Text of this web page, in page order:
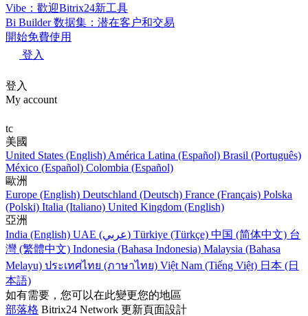
Vibe：歡迎Bitrix24新工具
Bi Builder 数据集：潜在客户和交易
開始免費使用
登入
登入
My account
tc
美國
United States (English) América Latina (Español) Brasil (Português)
México (Español) Colombia (Español)
歐洲
Europe (English) Deutschland (Deutsch) France (Français) Polska
(Polski) Italia (Italiano) United Kingdom (English)
亞洲
India (English)
UAE (عربي) Türkiye (Türkçe) 中国 (简体中文) 台
灣 (繁體中文) Indonesia (Bahasa Indonesia) Malaysia (Bahasa
Melayu) ประเทศไทย (ภาษาไทย) Việt Nam (Tiếng Việt) 日本 (日
本語)
如有需要，您可以在此變更您的地區
部落格 Bitrix24 Network 更新頁面設計